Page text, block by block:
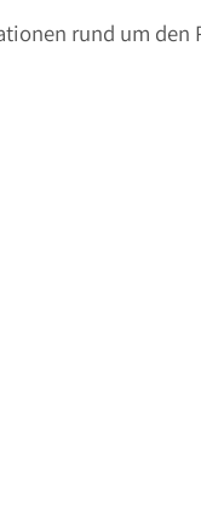
rund um den